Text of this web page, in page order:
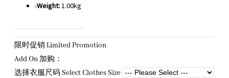
Weight:1.00kg
限时促销 Limited Promotion
Add On 加购：
选择衣服尺码 Select Clothes Size